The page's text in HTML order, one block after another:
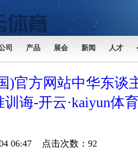
司 产品 展会 新闻 人才
)官方网站中华东谈
诲-开云·kaiyun体
06:47 点击次数：92